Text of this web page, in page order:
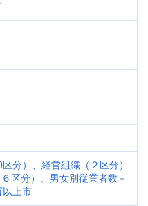
分）、経営組織（２区分）
区分）、男女別従業者数－
以上市